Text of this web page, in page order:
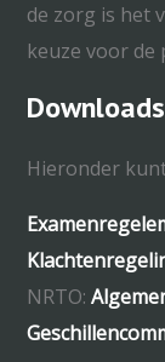
de zorg is het
keuze voor de
Downloads
Hieronder
NRTO: